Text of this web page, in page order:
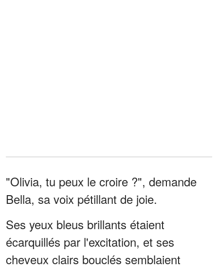
"Olivia, tu peux le croire ?", demande
Bella, sa voix pétillant de joie.
Ses yeux bleus brillants étaient
écarquillés par l'excitation, et ses
cheveux clairs bouclés semblaient